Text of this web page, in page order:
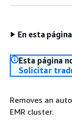
En esta página
Esta página
Solicitar
Removes an
EMR cluster.